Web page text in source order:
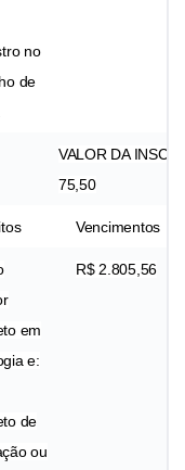
no
de
VALOR DA
75,50
Vencimentos
em
e:
de
ou
R$ 2.805,56